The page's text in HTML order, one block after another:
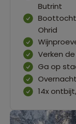
Butrint
Ohrid
Verken
Ga op
14x